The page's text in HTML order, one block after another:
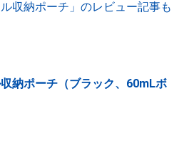
収納ポーチ」のレビュー記事も
納ポーチ（ブラック、60mLボ